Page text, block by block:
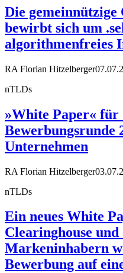
Die
bewirbt sich um
algorithmenfreies
RA Florian Hitzelberger
nTLDs
»White Paper«
Bewerbungsrunde
Unternehmen
RA Florian Hitzelberger
nTLDs
Ein neues White
Clearinghouse
Markeninhabern
Bewerbung auf